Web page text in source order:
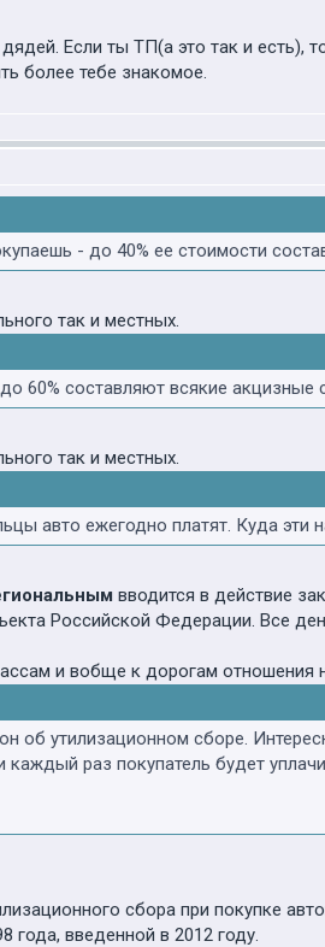
Если ты ТП(а это так и
более тебе знакомое.
- до 40% ее стоимости
так и местных.
60% составляют всякие акцизные
так и местных.
авто ежегодно платят. Куда эти
вводится в действие
Российской Федерации. Все
и вобще к дорогам отношения
об утилизационном сборе.
каждый раз покупатель будет
сбора при покупке
года, введенной в 2012 году.